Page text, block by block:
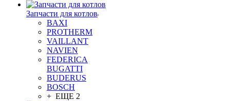
Запчасти для котлов
BAXI
PROTHERM
VAILLANT
NAVIEN
FEDERICA
BUGATTI
BUDERUS
BOSCH
+ ЕЩЕ 2